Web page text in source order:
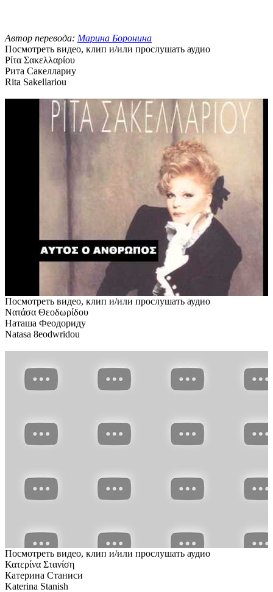
Автор перевода: Марина Боронина
Посмотреть видео, клип и/или прослушать аудио
Ρίτα Σακελλαρίου
Рита Сакеллариу
Rita Sakellariou
Посмотреть видео, клип и/или прослушать аудио
Νατάσα Θεοδωρίδου
Наташа Феодориду
Natasa 8eodwridou
Посмотреть видео, клип и/или прослушать аудио
Κατερίνα Στανίση
Катерина Станиси
Katerina Stanish